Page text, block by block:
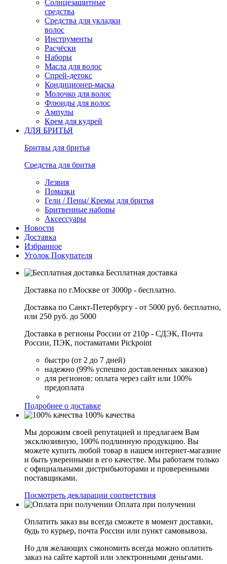
Солнцезащитные
средства
Средства для укладки
волос
Инструменты
Расчёски
Наборы
Масла для волос
Спрей-детокс
Кондиционер-маска
Молочко для волос
Флюиды для волос
Ампулы
Крем для кудрей
ДЛЯ БРИТЬЯ
Бритвы для бритья
Средства для бритья
Лезвия
Помазки
Гели / Пены/ Кремы для бритья
Бритвенные наборы
Аксессуары
Новости
Доставка
Избранное
Уголок Покупателя
Бесплатная доставка
Доставка по г.Москве от 3000р - бесплатно.
Доставка по Санкт-Петербургу - от 5000 руб. бесплатно,
или 250 руб. до 5000
Доставка в регионы России от 210р - СДЭК, Почта
России, ПЭК, постаматами Pickpoint
быстро (от 2 до 7 дней)
надежно (99% успешно доставленных заказов)
для регионов: оплата через сайт или 100%
предоплата
Подробнее о доставке
100% качества
Мы дорожим своей репутацией и предлагаем Вам
эксклюзивную, 100% подлинную продукцию. Вы
можете купить любой товар в нашем интернет-магазине
и быть уверенными в его качестве. Мы работаем только
с официальными дистрибьюторами и проверенными
поставщиками.
Посмотреть декларации соответствия
Оплата при получении
Оплатить заказ вы всегда сможете в момент доставки,
будь то курьер, почта России или пункт самовывоза.
Но для желающих сэкономить всегда можно оплатить
заказ на сайте картой или электронными деньгами.